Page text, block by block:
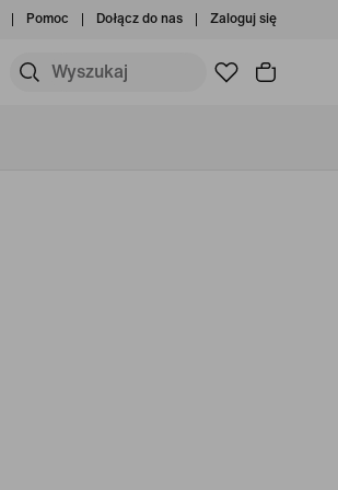
Pomoc Dołącz do nas Zaloguj się